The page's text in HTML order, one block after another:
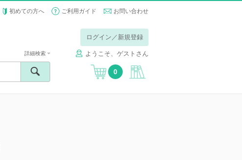
初めての方へ ご利用ガイド お問い合わせ
ログイン／新規登録
ようこそ、ゲストさん
詳細検索
0